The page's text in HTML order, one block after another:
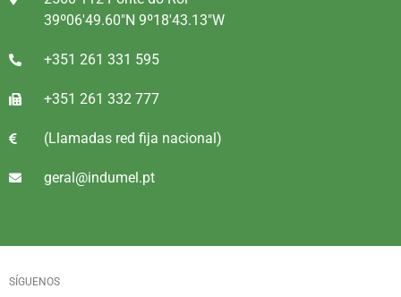
39º06'49.60"N 9º18'43.13"W
+351 261 331 595
+351 261 332 777
(Llamadas red fija nacional)
geral@indumel.pt
SÍGUENOS